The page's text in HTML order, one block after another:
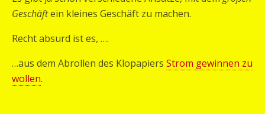
Geschäftein kleines Geschäft zu machen.
Recht absurd ist es, ….
…aus dem Abrollen des Klopapiers Strom gewinnen zu
wollen.